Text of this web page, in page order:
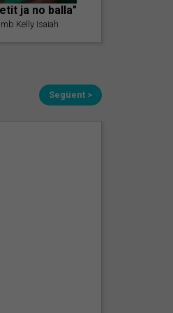
ja no balla"
Kelly Isaiah
Següent >